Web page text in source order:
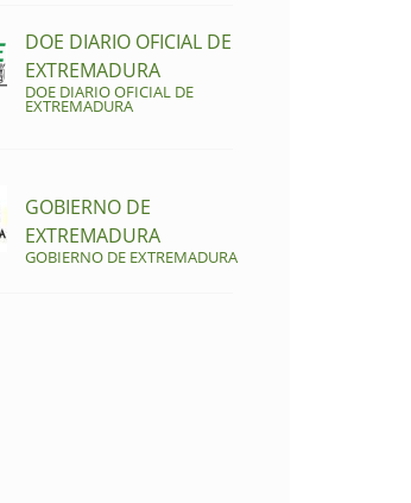
DOE DIARIO OFICIAL DE
EXTREMADURA
DOE DIARIO OFICIAL DE
EXTREMADURA
GOBIERNO DE
EXTREMADURA
GOBIERNO DE EXTREMADURA